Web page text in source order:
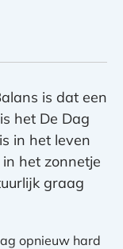
is dat een
het De Dag
in het leven
het zonnetje
graag
opnieuw hard